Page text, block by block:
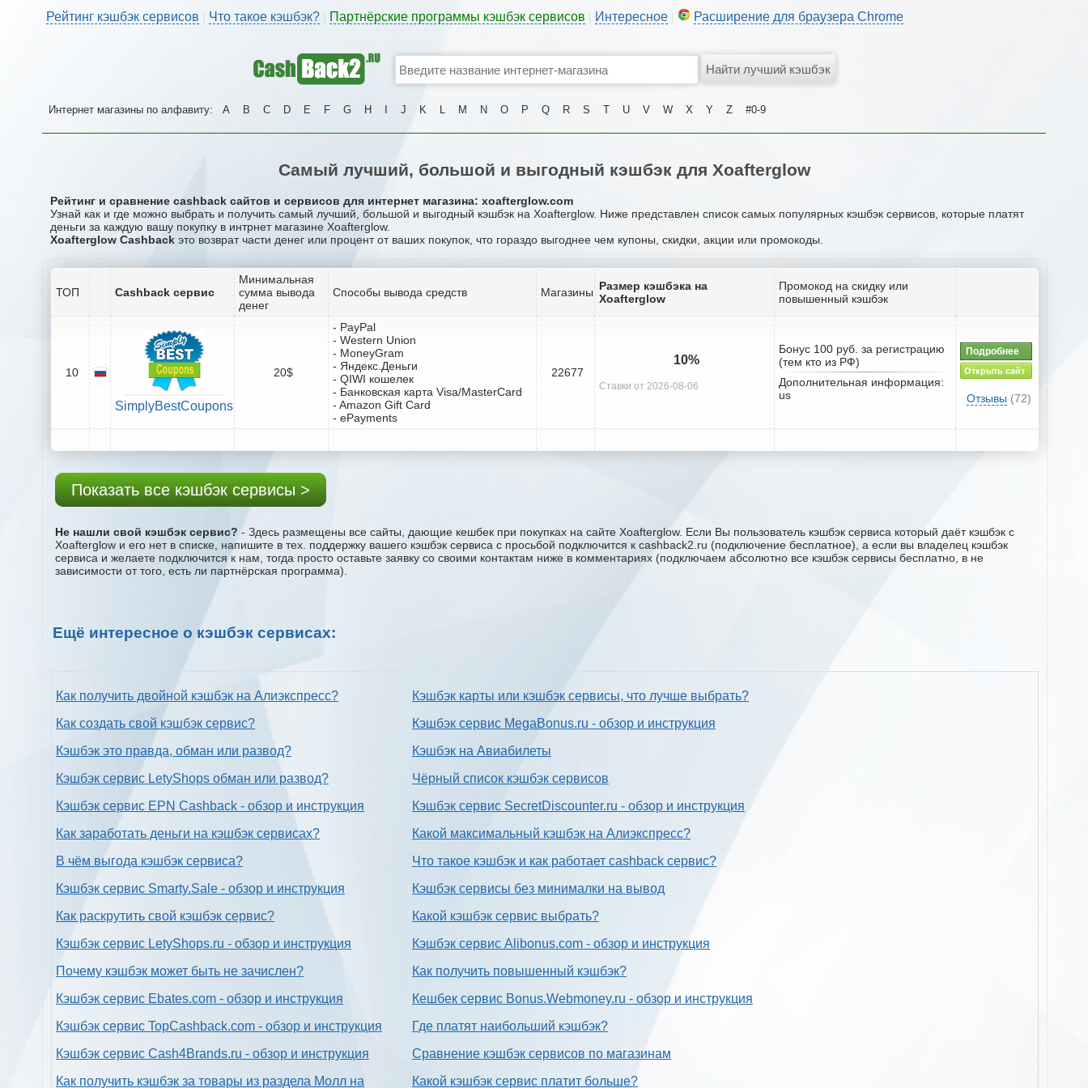
Рейтинг кэшбэк сервисов Что такое кэшбэк? Партнёрские программы кэшбэк сервисов Интересное Расширение для браузера Chrome
Интернет магазины по алфавиту: A B C D E F G H J K L M N O P Q R S T U V W X Y Z #0-9
Самый лучший, большой и выгодный кэшбэк для Xoafterglow
Рейтинг и сравнение cashback сайтов и сервисов для интернет магазина: xoafterglow.com
Узнай как и где можно выбрать и получить самый лучший, большой и выгодный кэшбэк на Xoafterglow. Ниже представлен список самых популярных кэшбэк сервисов, которые платят
деньги за каждую вашу покупку в интрнет магазине Xoafterglow.
Xoafterglow Cashback это возврат части денег или процент от ваших покупок, что гораздо выгоднее чем купоны, скидки, акции или промокоды.
ТОП Cashback сервис
Минимальная
сумма вывода
денег
Способы вывода средств Магазины Размер кэшбэка на
Xoafterglow
Промокод на скидку или
повышенный кэшбэк
10
SimplyBestCoupons
20$
- PayPal
- Western Union
- MoneyGram
- Яндекс.Деньги
- QIWI кошелек
- Банковская карта Visa/MasterCard
- Amazon Gift Card
- ePayments
22677
10%
Ставки от 2026-08-06
Бонус 100 руб. за регистрацию
(тем кто из РФ)
Дополнительная информация:
us
Подробнее
Открыть сайт
Отзывы (72)
Показать все кэшбэк сервисы >
Не нашли свой кэшбэк сервис? - Здесь размещены все сайты, дающие кешбек при покупках на сайте Xoafterglow. Если Вы пользователь кэшбэк сервиса который даёт кэшбэк с
Xoafterglow и его нет в списке, напишите в тех. поддержку вашего кэшбэк сервиса с проcьбой подключится к cashback2.ru (подключение бесплатное), а если вы владелец кэшбэк
сервиса и желаете подключится к нам, тогда просто оставьте заявку со своими контактам ниже в комментариях (подключаем абсолютно все кэшбэк сервисы бесплатно, в не
зависимости от того, есть ли партнёрская программа).
Ещё интересное о кэшбэк сервисах:
Как получить двойной кэшбэк на Алиэкспресс?
Как создать свой кэшбэк сервис?
Кэшбэк это правда, обман или развод?
Кэшбэк сервис LetyShops обман или развод?
Кэшбэк сервис EPN Cashback - обзор и инструкция
Как заработать деньги на кэшбэк сервисах?
В чём выгода кэшбэк сервиса?
Кэшбэк сервис Smarty.Sale - обзор и инструкция
Как раскрутить свой кэшбэк сервис?
Кэшбэк сервис LetyShops.ru - обзор и инструкция
Почему кэшбэк может быть не зачислен?
Кэшбэк сервис Ebates.com - обзор и инструкция
Кэшбэк сервис TopCashback.com - обзор и инструкция
Кэшбэк сервис Cash4Brands.ru - обзор и инструкция
Как получить кэшбэк за товары из раздела Молл на
Кэшбэк карты или кэшбэк сервисы, что лучше выбрать?
Кэшбэк сервис MegaBonus.ru - обзор и инструкция
Кэшбэк на Авиабилеты
Чёрный список кэшбэк сервисов
Кэшбэк сервис SecretDiscounter.ru - обзор и инструкция
Какой максимальный кэшбэк на Алиэкспресс?
Что такое кэшбэк и как работает cashback сервис?
Кэшбэк сервисы без минималки на вывод
Какой кэшбэк сервис выбрать?
Кэшбэк сервис Alibonus.com - обзор и инструкция
Как получить повышенный кэшбэк?
Кешбек сервис Bonus.Webmoney.ru - обзор и инструкция
Где платят наибольший кэшбэк?
Сравнение кэшбэк сервисов по магазинам
Какой кэшбэк сервис платит больше?